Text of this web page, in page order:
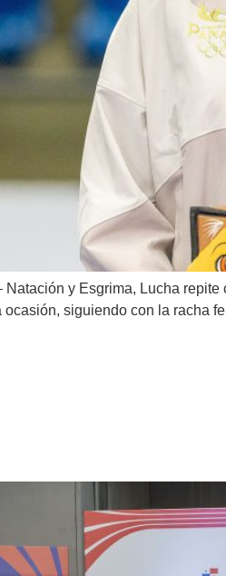
y Esgrima, Lucha
ocasión, siguiendo con la racha